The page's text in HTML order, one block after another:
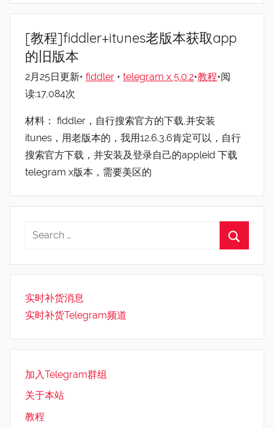
[教程]fiddler+itunes老版本获取app
的旧版本
2月25日更新• fiddler • telegram x 5.0.2•教程•阅
读:17,084次
材料： fiddler，自行搜索官方的下载,并安装
itunes，用老版本的，我用12.6.3.6肯定可以，自行
搜索官方下载，并安装及登录自己的appleid 下载
telegram x版本，需要美区的
实时补货消息
实时补货Telegram频道
加入Telegram群组
关于本站
教程